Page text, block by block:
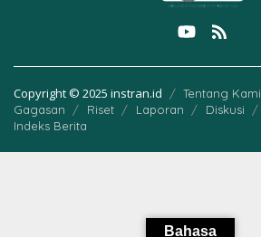
Copyright © 2025 instran.id Tentang Kami
Gagasan
Riset Laporan Diskusi
Indeks Berita
Bahasa